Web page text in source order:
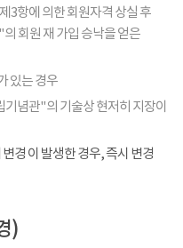
3항에 의한 회원자격 상실 후
회원 재 가입 승낙을 얻은
있는 경우
념관"의 기술상 현저히 지장이
경 이 발생한 경우, 즉시 변경
)